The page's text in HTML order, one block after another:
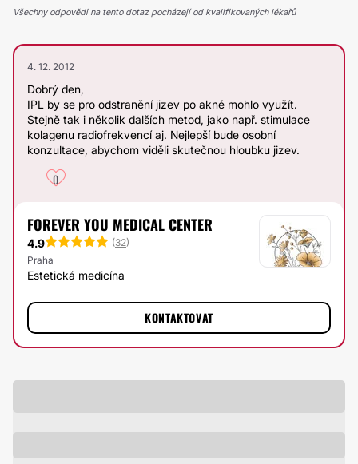
Všechny odpovědi na tento dotaz pocházejí od kvalifikovaných lékařů
4. 12. 2012
Dobrý den,
IPL by se pro odstranění jizev po akné mohlo využít.
Stejně tak i několik dalších metod, jako např. stimulace
kolagenu radiofrekvencí aj. Nejlepší bude osobní
konzultace, abychom viděli skutečnou hloubku jizev.
0
FOREVER YOU MEDICAL CENTER
4.9 (32)
Praha
Estetická medicína
KONTAKTOVAT